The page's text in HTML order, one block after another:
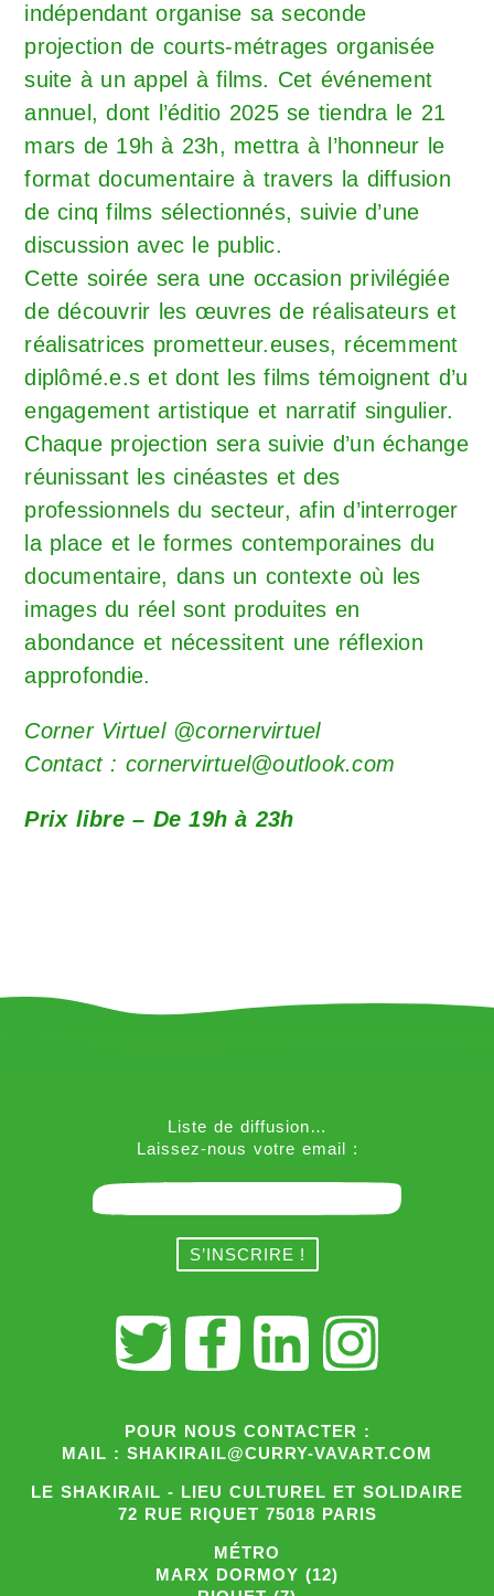
indépendant organise sa seconde
projection de courts-métrages organisée
suite à un appel à films. Cet événement
annuel, dont l’éditio 2025 se tiendra le 21
mars de 19h à 23h, mettra à l’honneur le
format documentaire à travers la diffusion
de cinq films sélectionnés, suivie d’une
discussion avec le public.
Cette soirée sera une occasion privilégiée
de découvrir les œuvres de réalisateurs et
réalisatrices prometteur.euses, récemment
diplômé.e.s et dont les films témoignent d’u
engagement artistique et narratif singulier.
Chaque projection sera suivie d’un échange
réunissant les cinéastes et des
professionnels du secteur, afin d’interroger
la place et le formes contemporaines du
documentaire, dans un contexte où les
images du réel sont produites en
abondance et nécessitent une réflexion
approfondie.
Corner Virtuel @cornervirtuel
Contact : cornervirtuel@outlook.com
Prix libre – De 19h à 23h
Liste de diffusion…
Laissez-nous votre email :
POUR NOUS CONTACTER :
MAIL : SHAKIRAIL@CURRY-VAVART.COM
LE SHAKIRAIL - LIEU CULTUREL ET SOLIDAIRE
72 RUE RIQUET 75018 PARIS
MÉTRO
MARX DORMOY (12)